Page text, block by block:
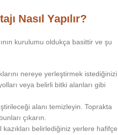
Nasıl Yapılır?
kurulumu oldukça basittir ve şu
nereye yerleştirmek istediğinizi
veya belirli bitki alanları gibi
alanı temizleyin. Toprakta
çıkarın.
kazıkları belirlediğiniz yerlere hafifçe